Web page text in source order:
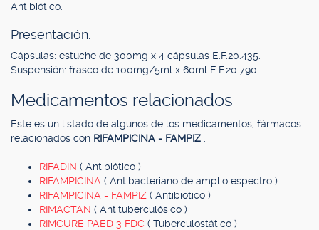
Antibiótico.
Presentación.
Cápsulas: estuche de 300mg x 4 cápsulas E.F.20.435.
Suspensión: frasco de 100mg/5ml x 60ml E.F.20.790.
Medicamentos relacionados
Este es un listado de algunos de los medicamentos, fármacos
relacionados con RIFAMPICINA - FAMPIZ
RIFADIN ( Antibiótico )
RIFAMPICINA ( Antibacteriano de amplio espectro )
RIFAMPICINA - FAMPIZ ( Antibiótico )
RIMACTAN ( Antituberculósico )
RIMCURE PAED 3 FDC ( Tuberculostático )